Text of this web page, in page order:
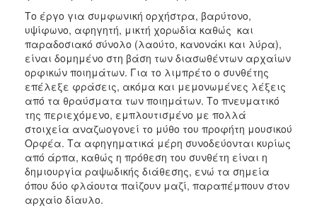
Το έργο για συμφωνική ορχήστρα, βαρύτονο,
υψίφωνο, αφηγητή, μικτή χορωδία καθώς και
παραδοσιακό σύνολο (λαούτο, κανονάκι και λύρα),
είναι δομημένο στη βάση των διασωθέντων αρχαίων
ορφικών ποιημάτων. Για το λιμπρέτο ο συνθέτης
επέλεξε φράσεις, ακόμα και μεμονωμένες λέξεις
από τα θραύσματα των ποιημάτων. Το πνευματικό
της περιεχόμενο, εμπλουτισμένο με πολλά
στοιχεία αναζωογονεί το μύθο του προφήτη μουσικού
Ορφέα. Τα αφηγηματικά μέρη συνοδεύονται κυρίως
από άρπα, καθώς η πρόθεση του συνθέτη είναι η
δημιουργία ραψωδικής διάθεσης, ενώ τα σημεία
όπου δύο φλάουτα παίζουν μαζί, παραπέμπουν στον
αρχαίο δίαυλο.